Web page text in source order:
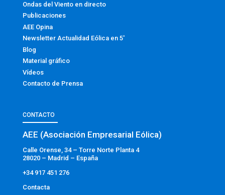
Ondas del Viento en directo
Publicaciones
AEE Opina
Newsletter Actualidad Eólica en 5′
Blog
Material gráfico
Vídeos
Contacto de Prensa
CONTACTO
AEE (Asociación Empresarial Eólica)
Calle Orense, 34 – Torre Norte Planta 4
28020 – Madrid – España
+34 917 451 276
Contacta